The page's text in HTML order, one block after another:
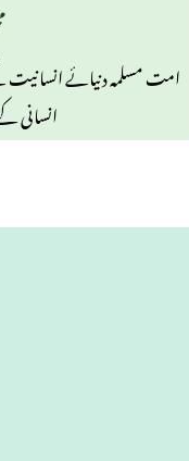
امت مسلمہ دنیائے
انسانی